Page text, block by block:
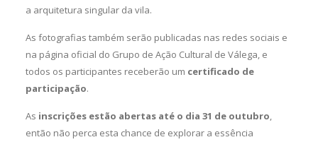
a arquitetura singular da vila.
As fotografias também serão publicadas nas redes sociais e
na página oficial do Grupo de Ação Cultural de Válega, e
todos os participantes receberão um certificado de
participação.
As inscrições estão abertas até o dia 31 de outubro,
então não perca esta chance de explorar a essência